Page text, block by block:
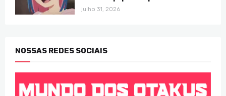
julho 31, 2026
NOSSAS REDES SOCIAIS